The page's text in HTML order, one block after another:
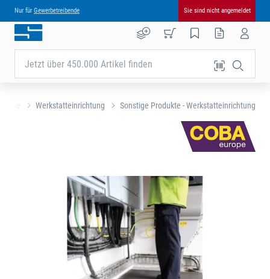
Nur für Gewerbetreibende Sie sind nicht angemeldet
Jetzt über 450.000 Artikel finden
Werkstatteinrichtung Sonstige Produkte - Werkstatteinrichtung